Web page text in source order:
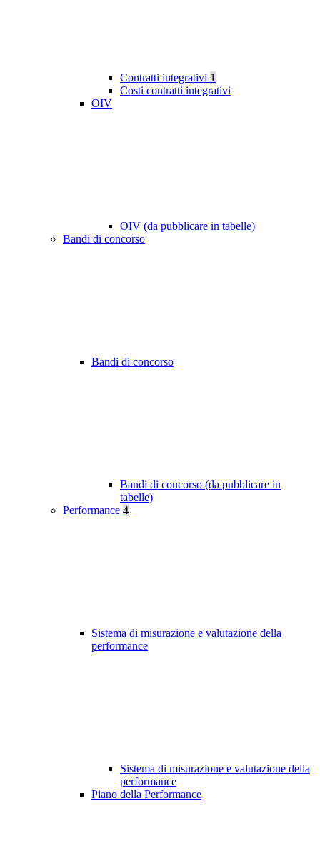
Contratti integrativi 1
Costi contratti integrativi
OIV
OIV (da pubblicare in tabelle)
Bandi di concorso
Bandi di concorso
Bandi di concorso (da pubblicare in
tabelle)
Performance 4
Sistema di misurazione e valutazione della
performance
Sistema di misurazione e valutazione della
performance
Piano della Performance